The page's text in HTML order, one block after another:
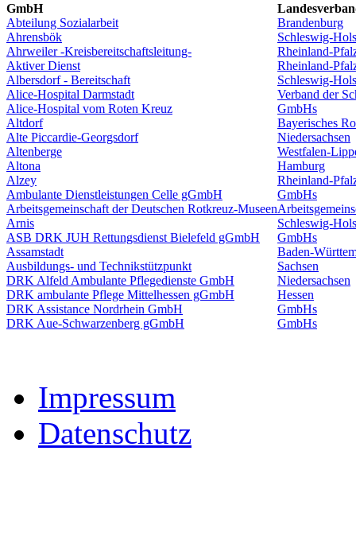
GmbH
Abteilung Sozialarbeit
Brandenburg
Ahrensbök
Schleswig-
Ahrweiler -Kreisbereitschaftsleitung-
Rheinland-
Aktiver Dienst
Rheinland-
Albersdorf - Bereitschaft
Schleswig-
Alice-Hospital Darmstadt
Verband der
Alice-Hospital vom Roten Kreuz
GmbHs
Altdorf
Bayerisches
Alte Piccardie-Georgsdorf
Niedersachsen
Altenberge
Westfalen-
Altona
Hamburg
Alzey
Rheinland-
Ambulante Dienstleistungen Celle gGmbH
GmbHs
Arbeitsgemeinschaft der Deutschen Rotkreuz-Museen
Arnis
Schleswig-
ASB DRK JUH Rettungsdienst Bielefeld gGmbH
GmbHs
Assamstadt
Baden-
Ausbildungs- und Technikstützpunkt
Sachsen
DRK Alfeld Ambulante Pflegedienste GmbH
Niedersachsen
DRK ambulante Pflege Mittelhessen gGmbH
Hessen
DRK Assistance Nordrhein GmbH
GmbHs
DRK Aue-Schwarzenberg gGmbH
GmbHs
Impressum
Datenschutz